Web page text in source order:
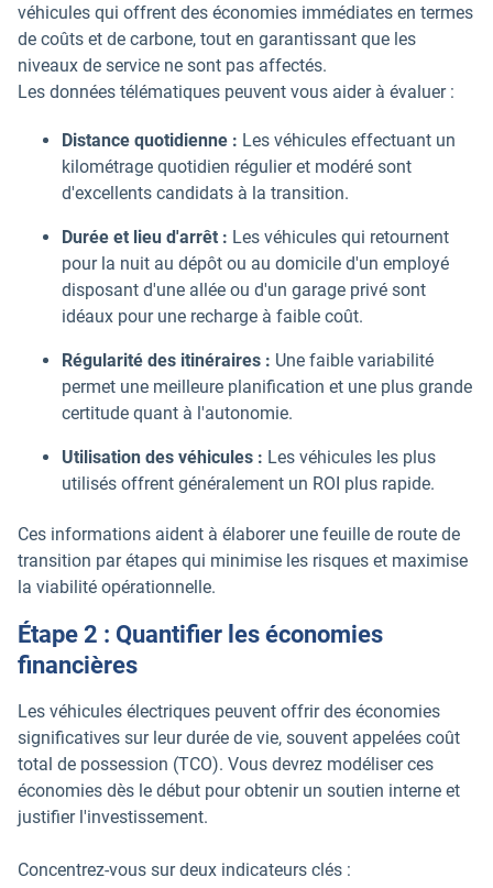
véhicules qui offrent des économies immédiates en termes
de coûts et de carbone, tout en garantissant que les
niveaux de service ne sont pas affectés.
Les données télématiques peuvent vous aider à évaluer :
Distance quotidienne : Les véhicules effectuant un
kilométrage quotidien régulier et modéré sont
d'excellents candidats à la transition.
Durée et lieu d'arrêt : Les véhicules qui retournent
pour la nuit au dépôt ou au domicile d'un employé
disposant d'une allée ou d'un garage privé sont
idéaux pour une recharge à faible coût.
Régularité des itinéraires : Une faible variabilité
permet une meilleure planification et une plus grande
certitude quant à l'autonomie.
Utilisation des véhicules : Les véhicules les plus
utilisés offrent généralement un ROI plus rapide.
Ces informations aident à élaborer une feuille de route de
transition par étapes qui minimise les risques et maximise
la viabilité opérationnelle.
Étape 2 : Quantifier les économies
financières
Les véhicules électriques peuvent offrir des économies
significatives sur leur durée de vie, souvent appelées coût
total de possession (TCO). Vous devrez modéliser ces
économies dès le début pour obtenir un soutien interne et
justifier l'investissement.
Concentrez-vous sur deux indicateurs clés :